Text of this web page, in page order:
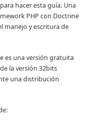
hacer esta guía. Una
PHP con Doctrine
manejo y escritura de
es una versión gratuita
la versión 32bits
una distribución